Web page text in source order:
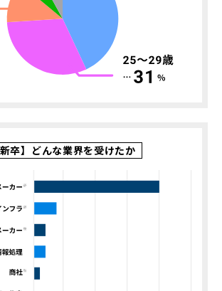
新卒】どんな業界を受けたか